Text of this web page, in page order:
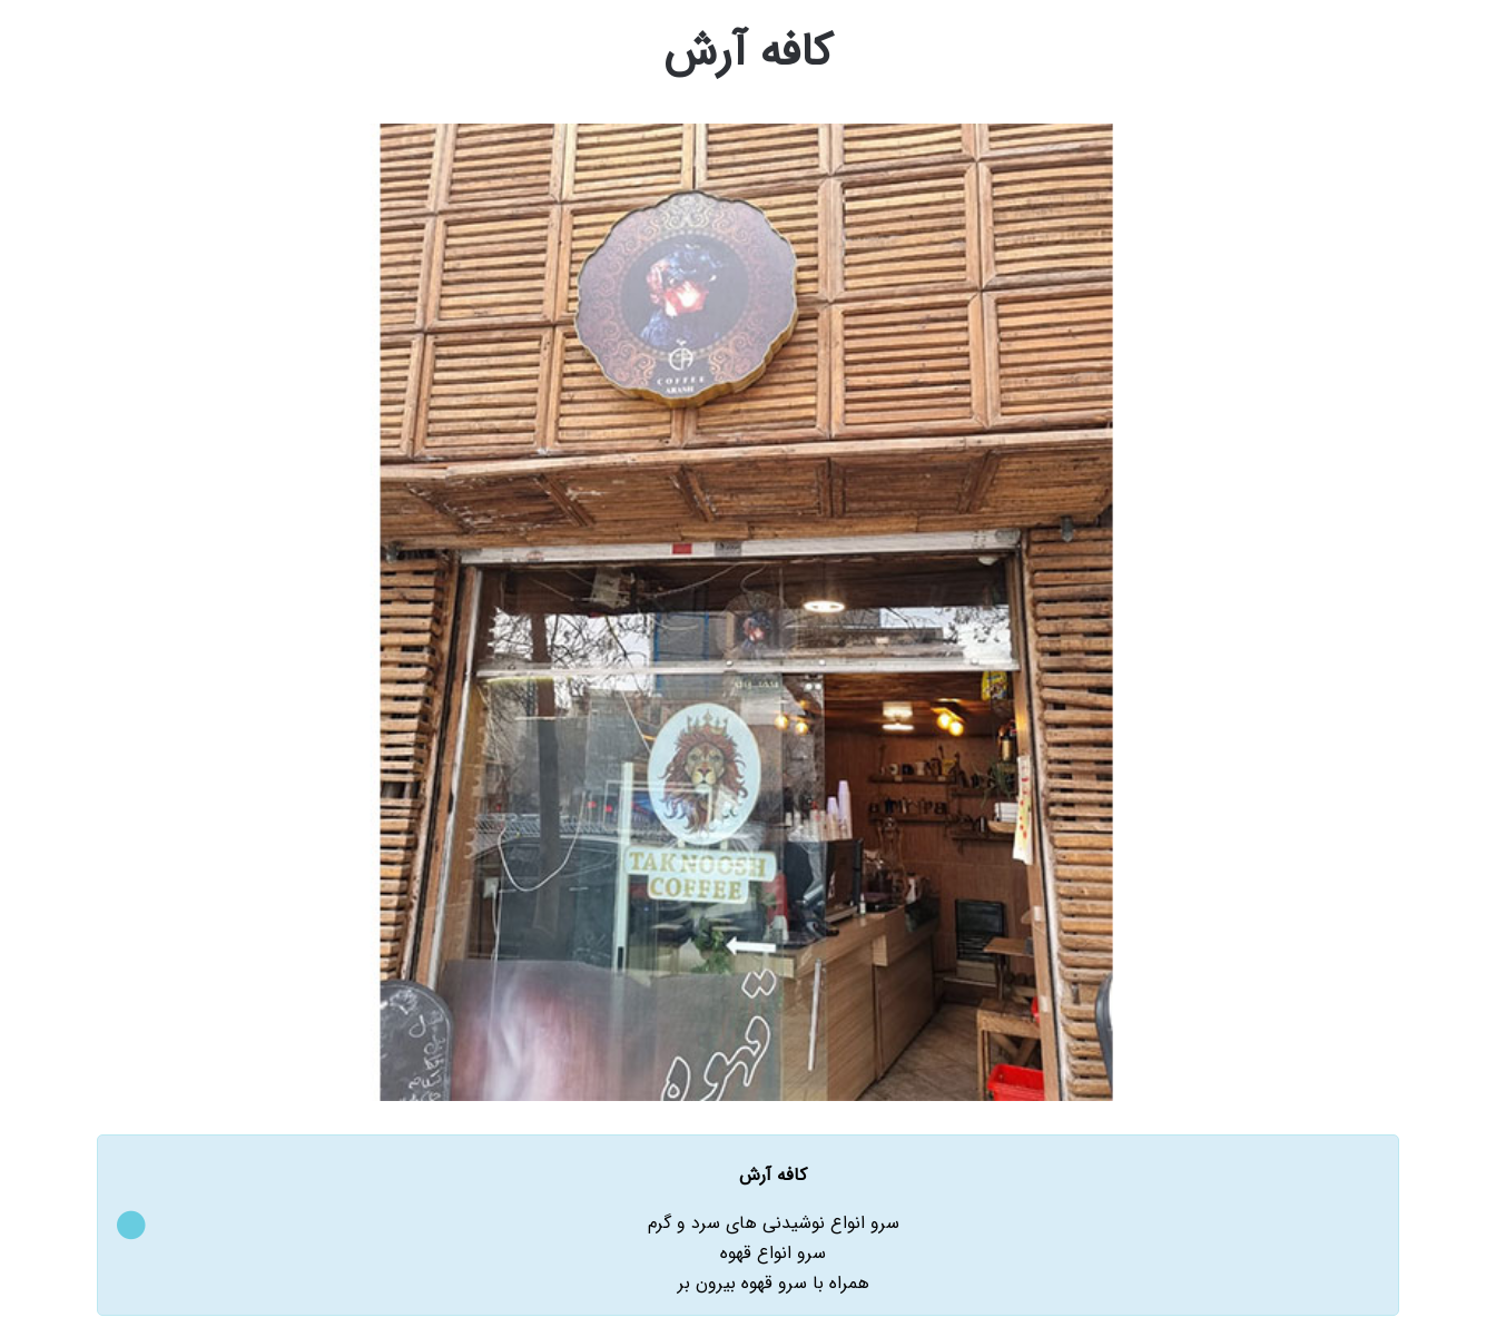
کافه آرش
کافه آرش
سرو انواع نوشیدنی های سرد و گرم
سرو انواع قهوه
همراه با سرو قهوه بیرون بر